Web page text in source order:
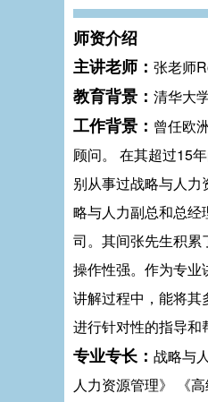
师资介绍
主讲老师： 张老师
教育背景： 清华大
工作背景： 曾任欧
顾问。 在其超过15
别从事过战略与人
略与人力副总和总
司。其间张先生积
操作性强。作为专
讲解过程中，能将
进行针对性的指导和
专业专长： 战略与
人力资源管理》 《